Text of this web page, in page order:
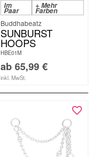
Im
Paar
+ Mehr
Farben
Buddhabeatz
SUNBURST
HOOPS
HBE01M
ab 65,99 €
inkl. MwSt.